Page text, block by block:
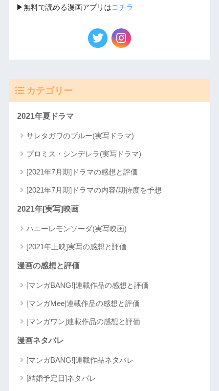
▶︎無料で読める漫画アプリはコチラ
カテゴリー
2021年夏ドラマ
サレタガワのブルー(実写ドラマ)
プロミス・シンデレラ(実写ドラマ)
[2021年7月期]ドラマの感想と評価
[2021年7月期]ドラマの内容/期待度を予想
2021年[実写]映画
ハニーレモンソーダ(実写映画)
[2021年上映]実写の感想と評価
漫画の感想と評価
[マンガBANG!]連載作品の感想と評価
[マンガMee]連載作品の感想と評価
[マンガワン]連載作品の感想と評価
漫画ネタバレ
[マンガBANG!]連載作品ネタバレ
[結婚予定日]ネタバレ